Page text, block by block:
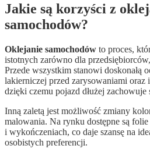
Jakie są korzyści z
samochodów?
Oklejanie samochodów to proces,
istotnych zarówno dla
Przede wszystkim stanowi doskonałą
lakierniczej przed zarysowaniami oraz
dzięki czemu pojazd dłużej
Inną zaletą jest możliwość zmiany
malowania. Na rynku dostępne są
i wykończeniach, co daje szansę na
osobistych preferencji.